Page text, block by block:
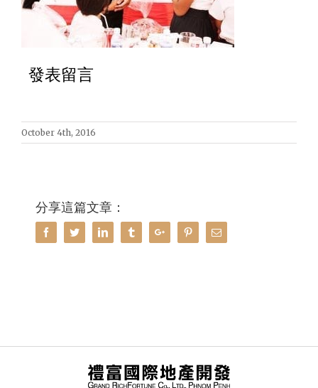
發表留言
October 4th, 2016
分享這篇文章：
Facebook
TwitterLinkedinTumblrGoogle+PinterestEmail